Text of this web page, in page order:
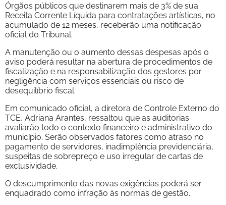
Órgãos públicos que destinarem mais de 3% de sua
Receita Corrente Líquida para contratações artísticas, no
acumulado de 12 meses, receberão uma notificação
oficial do Tribunal.
A manutenção ou o aumento dessas despesas após o
aviso poderá resultar na abertura de procedimentos de
fiscalização e na responsabilização dos gestores por
negligência com serviços essenciais ou risco de
desequilíbrio fiscal.
Em comunicado oficial, a diretora de Controle Externo do
TCE, Adriana Arantes, ressaltou que as auditorias
avaliarão todo o contexto financeiro e administrativo do
município. Serão observados fatores como atraso no
pagamento de servidores, inadimplência previdenciária,
suspeitas de sobrepreço e uso irregular de cartas de
exclusividade.
O descumprimento das novas exigências poderá ser
enquadrado como infração às normas de gestão.